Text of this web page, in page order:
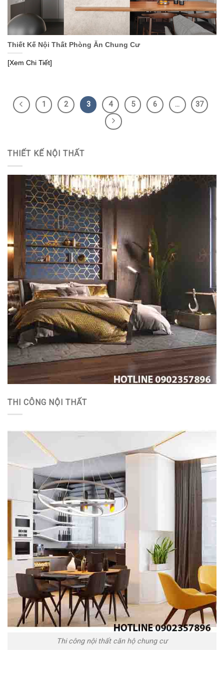
Thiết Kế Nội Thất Phòng Ăn Chung Cư
[Xem Chi Tiết]
1 2 3 4 5 6 … 37
THIẾT KẾ NỘI THẤT
THI CÔNG NỘI THẤT
Thi công nội thất căn hộ chung cư